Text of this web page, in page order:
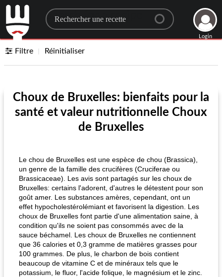
Search for a recipe
Login
Filtre Réinitialiser
Choux de Bruxelles: bienfaits pour la
santé et valeur nutritionnelle Choux
de Bruxelles
Le chou de Bruxelles est une espèce de chou (Brassica),
un genre de la famille des crucifères (Cruciferae ou
Brassicaceae). Les avis sont partagés sur les choux de
Bruxelles: certains l'adorent, d'autres le détestent pour son
goût amer. Les substances amères, cependant, ont un
effet hypocholestérolémiant et favorisent la digestion. Les
choux de Bruxelles font partie d'une alimentation saine, à
condition qu'ils ne soient pas consommés avec de la
sauce béchamel. Les choux de Bruxelles ne contiennent
que 36 calories et 0,3 gramme de matières grasses pour
100 grammes. De plus, le charbon de bois contient
beaucoup de vitamine C et de minéraux tels que le
potassium, le fluor, l'acide folique, le magnésium et le zinc.